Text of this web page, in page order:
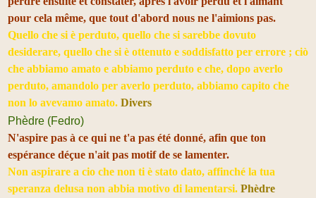
pour cela même, que tout d'abord nous ne l'aimions pas.
Quello che si è perduto, quello che si sarebbe dovuto
desiderare, quello che si è ottenuto e soddisfatto per errore ; ciò
che abbiamo amato e abbiamo perduto e che, dopo averlo
perduto, amandolo per averlo perduto, abbiamo capito che
non lo avevamo amato. Divers
Phèdre (Fedro)
N'aspire pas à ce qui ne t'a pas été donné, afin que ton
espérance déçue n'ait pas motif de se lamenter.
Non aspirare a cio che non ti è stato dato, affinché la tua
speranza delusa non abbia motivo di lamentarsi. Phèdre